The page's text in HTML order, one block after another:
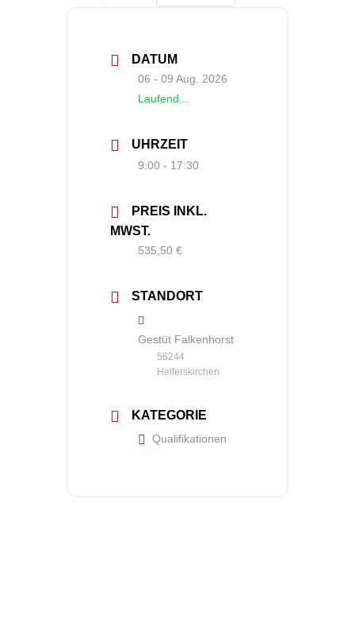
DATUM
06 - 09 Aug. 2026
Laufend...
UHRZEIT
9:00 - 17:30
PREIS INKL.
MWST.
535,50 €
STANDORT
Gestüt Falkenhorst
56244
Helferskirchen
KATEGORIE
Qualifikationen